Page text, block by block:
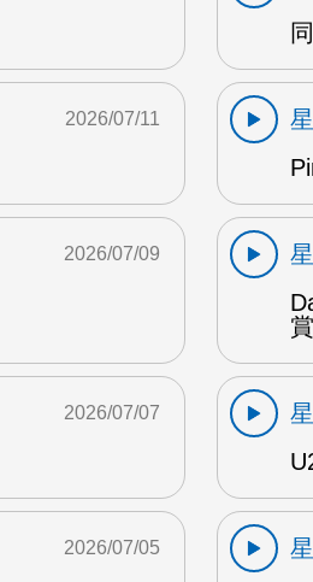
2026/07/11
2026/07/09
2026/07/07
2026/07/05